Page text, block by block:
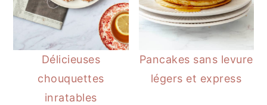
Délicieuses
chouquettes
inratables
Pancakes sans levure
légers et express